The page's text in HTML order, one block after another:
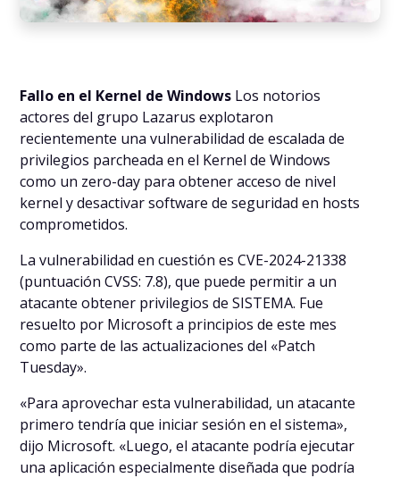
Fallo en el Kernel de Windows Los notorios
actores del grupo Lazarus explotaron
recientemente una vulnerabilidad de escalada de
privilegios parcheada en el Kernel de Windows
como un zero-day para obtener acceso de nivel
kernel y desactivar software de seguridad en hosts
comprometidos.
La vulnerabilidad en cuestión es CVE-2024-21338
(puntuación CVSS: 7.8), que puede permitir a un
atacante obtener privilegios de SISTEMA. Fue
resuelto por Microsoft a principios de este mes
como parte de las actualizaciones del «Patch
Tuesday».
«Para aprovechar esta vulnerabilidad, un atacante
primero tendría que iniciar sesión en el sistema»,
dijo Microsoft. «Luego, el atacante podría ejecutar
una aplicación especialmente diseñada que podría